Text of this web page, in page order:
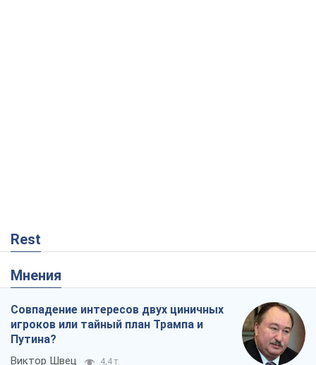
Rest
Мнения
Совпадение интересов двух циничных
игроков или тайный план Трампа и
Путина?
Виктор Швец 4,4 т.